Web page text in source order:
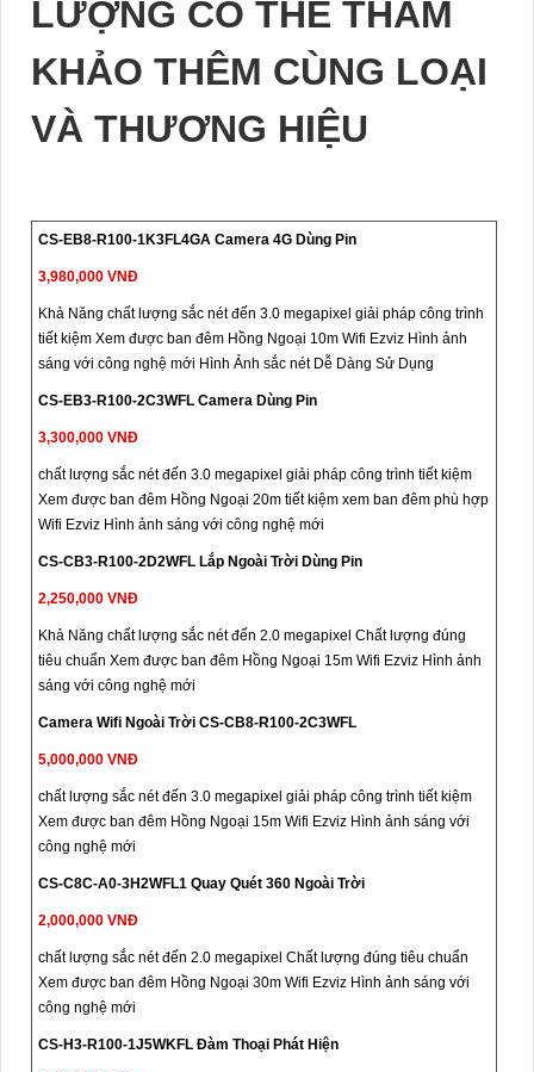
LƯỢNG CÓ THỂ THAM
KHẢO THÊM CÙNG LOẠI
VÀ THƯƠNG HIỆU
CS-EB8-R100-1K3FL4GA Camera 4G Dùng Pin
3,980,000 VNĐ
Khả Năng chất lượng sắc nét đến 3.0 megapixel giải pháp công trình
tiết kiệm Xem được ban đêm Hồng Ngoại 10m Wifi Ezviz Hình ảnh
sáng với công nghệ mới Hình Ảnh sắc nét Dễ Dàng Sử Dụng
CS-EB3-R100-2C3WFL Camera Dùng Pin
3,300,000 VNĐ
chất lượng sắc nét đến 3.0 megapixel giải pháp công trình tiết kiệm
Xem được ban đêm Hồng Ngoại 20m tiết kiệm xem ban đêm phù hợp
Wifi Ezviz Hình ảnh sáng với công nghệ mới
CS-CB3-R100-2D2WFL Lắp Ngoài Trời Dùng Pin
2,250,000 VNĐ
Khả Năng chất lượng sắc nét đến 2.0 megapixel Chất lượng đúng
tiêu chuẩn Xem được ban đêm Hồng Ngoại 15m Wifi Ezviz Hình ảnh
sáng với công nghệ mới
Camera Wifi Ngoài Trời CS-CB8-R100-2C3WFL
5,000,000 VNĐ
chất lượng sắc nét đến 3.0 megapixel giải pháp công trình tiết kiệm
Xem được ban đêm Hồng Ngoại 15m Wifi Ezviz Hình ảnh sáng với
công nghệ mới
CS-C8C-A0-3H2WFL1 Quay Quét 360 Ngoài Trời
2,000,000 VNĐ
chất lượng sắc nét đến 2.0 megapixel Chất lượng đúng tiêu chuẩn
Xem được ban đêm Hồng Ngoại 30m Wifi Ezviz Hình ảnh sáng với
công nghệ mới
CS-H3-R100-1J5WKFL Đàm Thoại Phát Hiện